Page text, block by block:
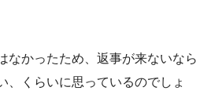
なかったため、返事が来ないなら
、くらいに思っているのでしょ